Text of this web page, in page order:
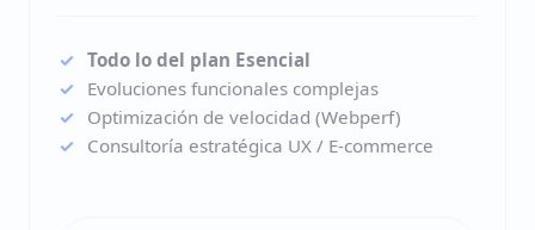
Todo lo del plan Esencial
Evoluciones funcionales complejas
Optimización de velocidad (Webperf)
Consultoría estratégica UX / E-commerce